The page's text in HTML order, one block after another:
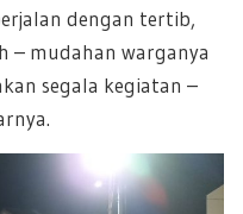
dengan tertib,
– mudahan warganya
segala kegiatan –